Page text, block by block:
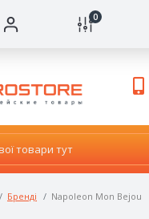
0
Бренді Napoleon Mon Bejou